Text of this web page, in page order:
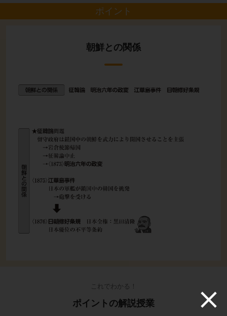
ポイント
朝鮮との関係
これでわかる！
ポイントの解説授業